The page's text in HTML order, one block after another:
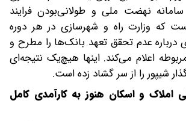
نهضت ملی و طولانی‌بودن فرایند
که وزارت راه و شهرسازی در هر دوره
عدم تحقق تعهد بانک‌ها را مطرح و
اعلام می‌کند. اینها هیچ‌یک نتیجه‌ای
شیپور را از سر گشاد زده است.
املاک و اسکان هنوز به کارآمدی کامل